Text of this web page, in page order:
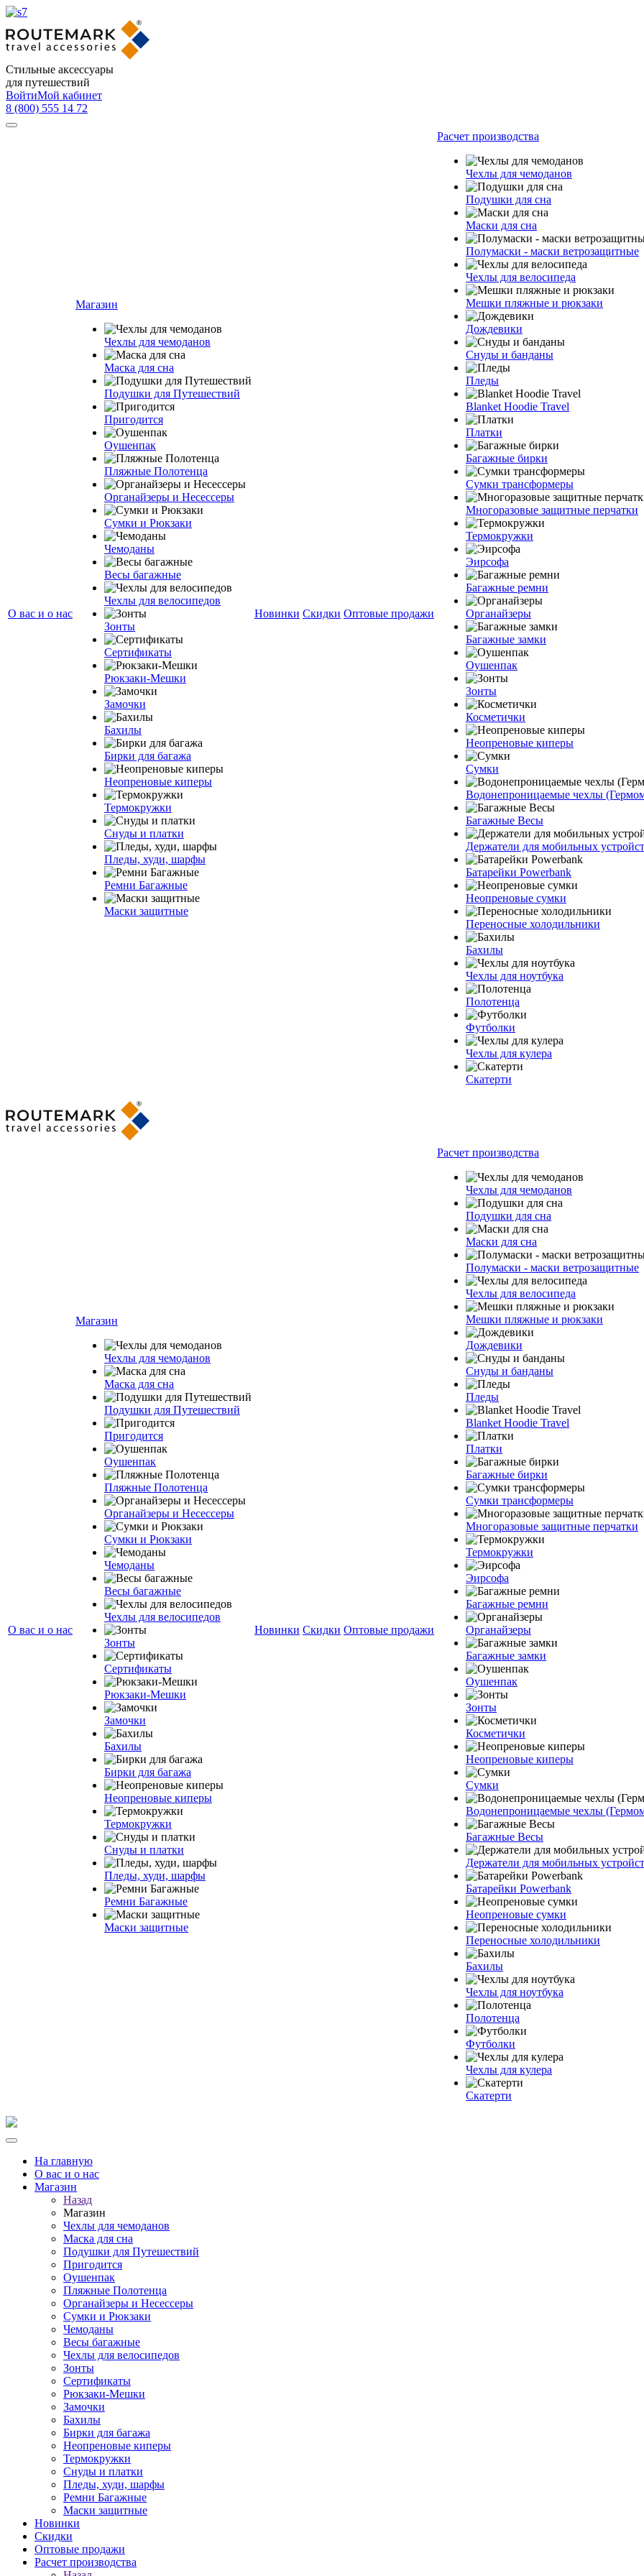
Стильные аксессуары
для путешествий
ВойтиМой кабинет
8 (800) 555 14 72
О вас и о нас
Магазин
Чехлы для чемоданов
Маска для сна
Подушки для Путешествий
Пригодится
Оушенпак
Пляжные Полотенца
Органайзеры и Несессеры
Сумки и Рюкзаки
Чемоданы
Весы багажные
Чехлы для велосипедов
Зонты
Сертификаты
Рюкзаки-Мешки
Замочки
Бахилы
Бирки для багажа
Неопреновые киперы
Термокружки
Снуды и платки
Пледы, худи, шарфы
Ремни Багажные
Маски защитные
Новинки Скидки Оптовые продажи
Расчет производства
Чехлы для чемоданов
Подушки для сна
Маски для сна
Полумаски - маски ветрозащитные
Чехлы для велосипеда
Мешки пляжные и рюкзаки
Дождевики
Снуды и банданы
Пледы
Blanket Hoodie Travel
Платки
Багажные бирки
Сумки трансформеры
Многоразовые защитные перчатки
Термокружки
Эирсофа
Багажные ремни
Органайзеры
Багажные замки
Оушенпак
Зонты
Косметички
Неопреновые киперы
Сумки
Водонепроницаемые чехлы
Багажные Весы
Держатели для мобильных
Батарейки Powerbank
Неопреновые сумки
Переносные холодильники
Бахилы
Чехлы для ноутбука
Полотенца
Футболки
Чехлы для кулера
Скатерти
О вас и о нас
Магазин
Чехлы для чемоданов
Маска для сна
Подушки для Путешествий
Пригодится
Оушенпак
Пляжные Полотенца
Органайзеры и Несессеры
Сумки и Рюкзаки
Чемоданы
Весы багажные
Чехлы для велосипедов
Зонты
Сертификаты
Рюкзаки-Мешки
Замочки
Бахилы
Бирки для багажа
Неопреновые киперы
Термокружки
Снуды и платки
Пледы, худи, шарфы
Ремни Багажные
Маски защитные
Новинки Скидки Оптовые продажи
Расчет производства
Чехлы для чемоданов
Подушки для сна
Маски для сна
Полумаски - маски ветрозащитные
Чехлы для велосипеда
Мешки пляжные и рюкзаки
Дождевики
Снуды и банданы
Пледы
Blanket Hoodie Travel
Платки
Багажные бирки
Сумки трансформеры
Многоразовые защитные перчатки
Термокружки
Эирсофа
Багажные ремни
Органайзеры
Багажные замки
Оушенпак
Зонты
Косметички
Неопреновые киперы
Сумки
Водонепроницаемые чехлы
Багажные Весы
Держатели для мобильных
Батарейки Powerbank
Неопреновые сумки
Переносные холодильники
Бахилы
Чехлы для ноутбука
Полотенца
Футболки
Чехлы для кулера
Скатерти
На главную
О вас и о нас
Магазин
Назад
Магазин
Чехлы для чемоданов
Маска для сна
Подушки для Путешествий
Пригодится
Оушенпак
Пляжные Полотенца
Органайзеры и Несессеры
Сумки и Рюкзаки
Чемоданы
Весы багажные
Чехлы для велосипедов
Зонты
Сертификаты
Рюкзаки-Мешки
Замочки
Бахилы
Бирки для багажа
Неопреновые киперы
Термокружки
Снуды и платки
Пледы, худи, шарфы
Ремни Багажные
Маски защитные
Новинки
Скидки
Оптовые продажи
Расчет производства